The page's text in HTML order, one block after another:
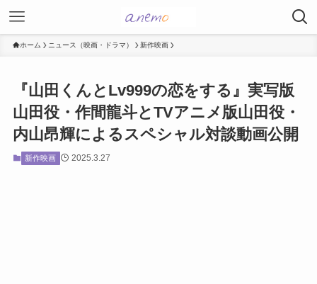
ホーム ニュース（映画・ドラマ） 新作映画
『山田くんとLv999の恋をする』実写版
山田役・作間龍斗とTVアニメ版山田役・
内山昂輝によるスペシャル対談動画公開
新作映画 2025.3.27